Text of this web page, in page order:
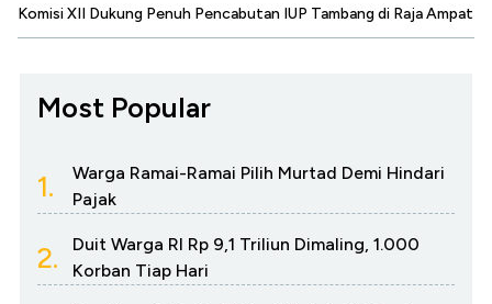
Komisi XII Dukung Penuh Pencabutan IUP Tambang di Raja Ampat
Most Popular
1.
Warga Ramai-Ramai Pilih Murtad Demi Hindari
Pajak
2.
Duit Warga RI Rp 9,1 Triliun Dimaling, 1.000
Korban Tiap Hari